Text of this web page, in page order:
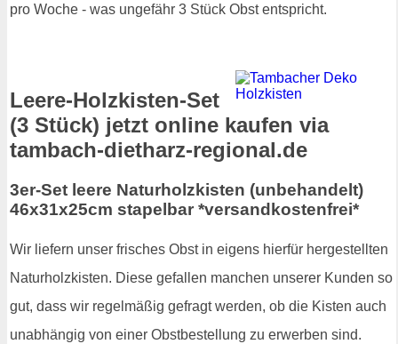
pro Woche - was ungefähr 3 Stück Obst entspricht.
Leere-Holzkisten-Set
(3 Stück) jetzt online kaufen via
tambach-dietharz-regional.de
3er-Set leere Naturholzkisten (unbehandelt)
46x31x25cm stapelbar *versandkostenfrei*
Wir liefern unser frisches Obst in eigens hierfür hergestellten
Naturholzkisten. Diese gefallen manchen unserer Kunden so
gut, dass wir regelmäßig gefragt werden, ob die Kisten auch
unabhängig von einer Obstbestellung zu erwerben sind.